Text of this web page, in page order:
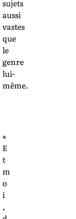
sujets
aussi
vastes
que
le
genre
lui-
même.
«
E
t
m
o
i
,